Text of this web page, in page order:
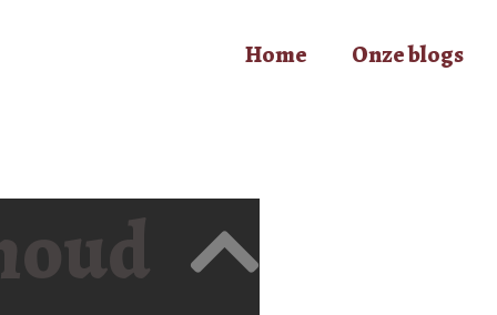
Home Onze blogs